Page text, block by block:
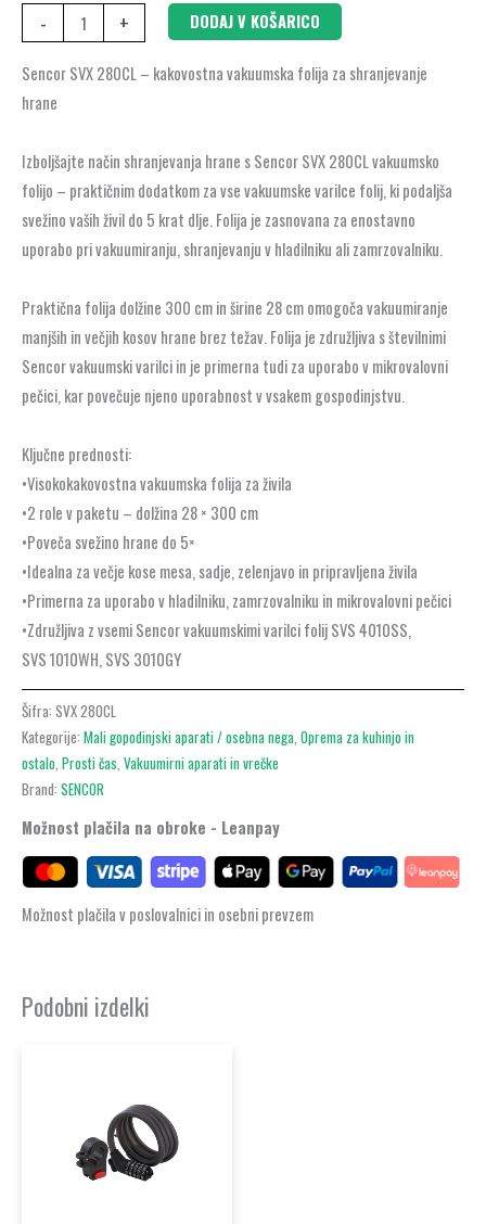
- + DODAJ V KOŠARICO
Sencor SVX 280CL – kakovostna vakuumska folija za shranjevanje
hrane
Izboljšajte način shranjevanja hrane s Sencor SVX 280CL vakuumsko
folijo – praktičnim dodatkom za vse vakuumske varilce folij, ki podaljša
svežino vaših živil do 5 krat dlje. Folija je zasnovana za enostavno
uporabo pri vakuumiranju, shranjevanju v hladilniku ali zamrzovalniku.
Praktična folija dolžine 300 cm in širine 28 cm omogoča vakuumiranje
manjših in večjih kosov hrane brez težav. Folija je združljiva s številnimi
Sencor vakuumski varilci in je primerna tudi za uporabo v mikrovalovni
pečici, kar povečuje njeno uporabnost v vsakem gospodinjstvu.
Ključne prednosti:
•Visokokakovostna vakuumska folija za živila
•2 role v paketu – dolžina 28 × 300 cm
•Poveča svežino hrane do 5×
•Idealna za večje kose mesa, sadje, zelenjavo in pripravljena živila
•Primerna za uporabo v hladilniku, zamrzovalniku in mikrovalovni pečici
•Združljiva z vsemi Sencor vakuumskimi varilci folij SVS 4010SS,
SVS 1010WH, SVS 3010GY
Šifra: SVX 280CL
Kategorije: Mali gopodinjski aparati / osebna nega Oprema za kuhinjo in
ostalo Prosti čas Vakuumirni aparati in vrečke
Brand: SENCOR
Možnost plačila na obroke - Leanpay
Možnost plačila v poslovalnici in osebni prevzem
Podobni izdelki